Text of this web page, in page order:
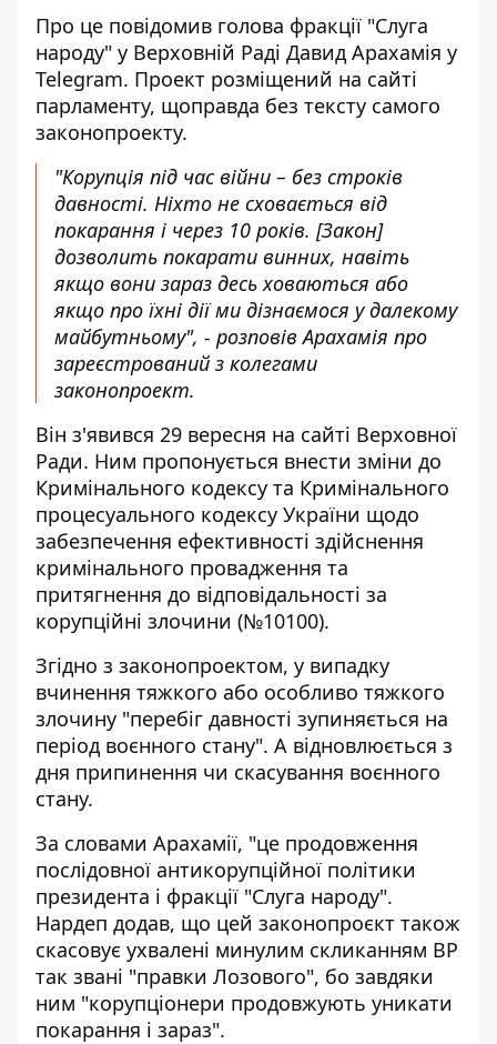
Про це повідомив голова фракції "Слуга
народу" у Верховній Раді Давид Арахамія у
Telegram. Проект розміщений на сайті
парламенту, щоправда без тексту самого
законопроекту.
"Корупція під час війни – без строків
давності. Ніхто не сховається від
покарання і через 10 років. [Закон]
дозволить покарати винних, навіть
якщо вони зараз десь ховаються або
якщо про їхні дії ми дізнаємося у далекому
майбутньому", - розповів Арахамія про
зареєстрований з колегами
законопроект.
Він з'явився 29 вересня на сайті Верховної
Ради. Ним пропонується внести зміни до
Кримінального кодексу та Кримінального
процесуального кодексу України щодо
забезпечення ефективності здійснення
кримінального провадження та
притягнення до відповідальності за
корупційні злочини (№10100).
Згідно з законопроектом, у випадку
вчинення тяжкого або особливо тяжкого
злочину "перебіг давності зупиняється на
період воєнного стану". А відновлюється з
дня припинення чи скасування воєнного
стану.
За словами Арахамії, "це продовження
послідовної антикорупційної політики
президента і фракції "Слуга народу".
Нардеп додав, що цей законопроєкт також
скасовує ухвалені минулим скликанням ВР
так звані "правки Лозового", бо завдяки
ним "корупціонери продовжують уникати
покарання і зараз".